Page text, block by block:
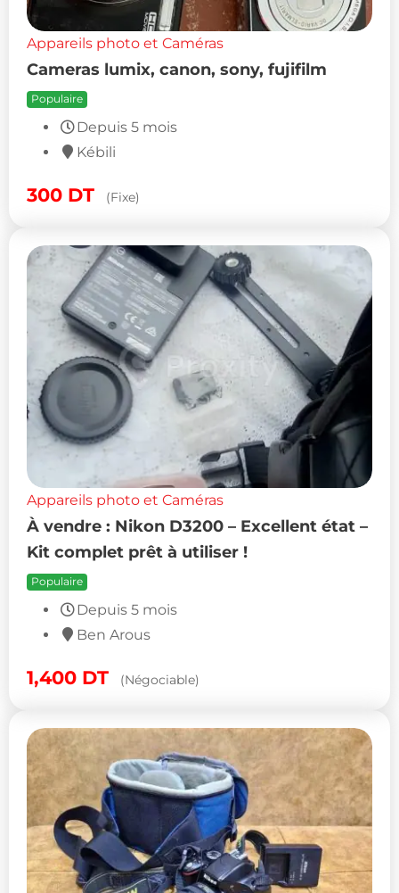
Appareils photo et Caméras
Cameras lumix, canon, sony, fujifilm
Populaire
Depuis 5 mois
Kébili
300 DT (Fixe)
Appareils photo et Caméras
À vendre : Nikon D3200 – Excellent état –
Kit complet prêt à utiliser !
Populaire
Depuis 5 mois
Ben Arous
1,400 DT (Négociable)